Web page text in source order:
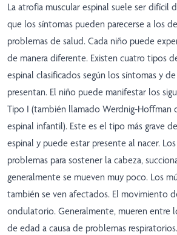
La atrofia muscular espinal suele ser difícil
que los síntomas pueden parecerse a los
problemas de salud. Cada niño puede
de manera diferente. Existen cuatro tipos
espinal clasificados según los síntomas y
presentan. El niño puede manifestar los
Tipo I (también llamado Werdnig-Hoffman
espinal infantil). Este es el tipo más grave
espinal y puede estar presente al nacer.
problemas para sostener la cabeza,
generalmente se mueven muy poco. Los
también se ven afectados. El movimiento
ondulatorio. Generalmente, mueren entre
de edad a causa de problemas respiratorios.